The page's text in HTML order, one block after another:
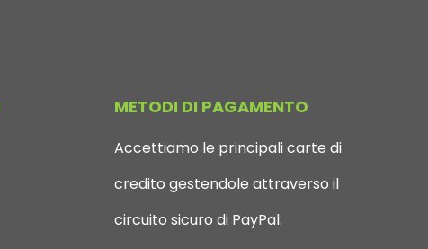
METODI DI PAGAMENTO
Accettiamo le principali carte di
credito gestendole attraverso il
circuito sicuro di PayPal.